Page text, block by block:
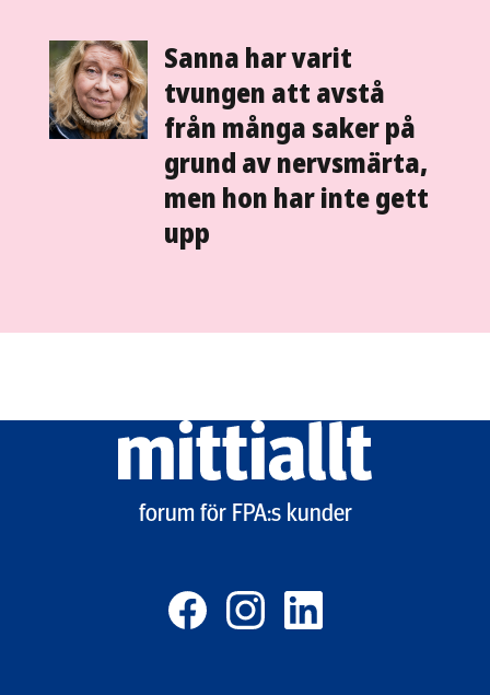
Sanna har varit
tvungen att avstå
från många saker på
grund av nervsmärta,
men hon har inte gett
upp
Mittiallt
forum för FPA:s kunder